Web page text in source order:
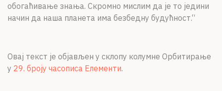
обогаћивање знања. Скромно мислим да је то једини
начин да наша планета има безбедну будућност.“
Овај текст је објављен у склопу колумне Орбитирање
у 29. броју часописа Елементи.